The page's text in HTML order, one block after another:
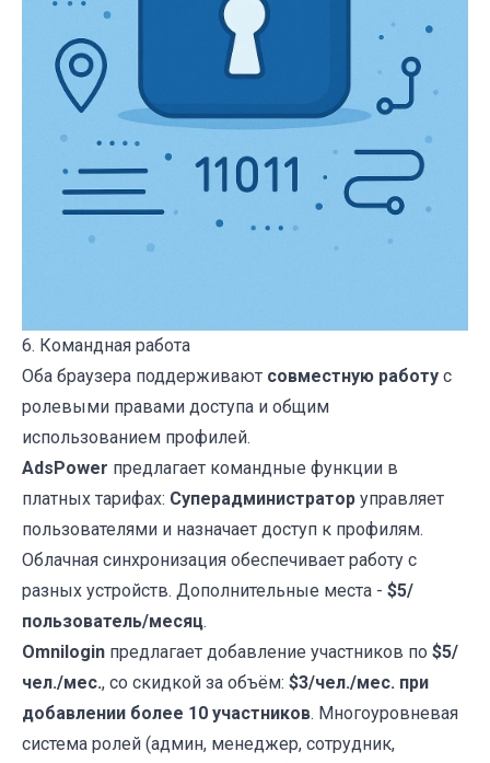
6. Командная работа
Оба браузера поддерживают совместную работу с
ролевыми правами доступа и общим
использованием профилей.
AdsPower предлагает командные функции в
платных тарифах: Суперадминистратор управляет
пользователями и назначает доступ к профилям.
Облачная синхронизация обеспечивает работу с
разных устройств. Дополнительные места - $5/
пользователь/месяц.
Omnilogin предлагает добавление участников по $5/
чел./мес., со скидкой за объём: $3/чел./мес. при
добавлении более 10 участников. Многоуровневая
система ролей (админ, менеджер, сотрудник,